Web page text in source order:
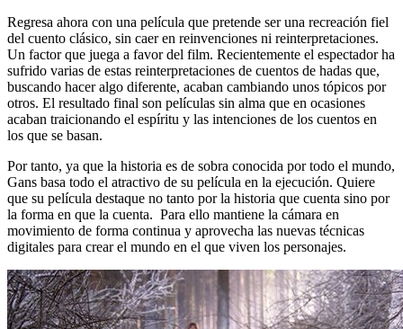
Regresa ahora con una película que pretende ser una recreación fiel
del cuento clásico, sin caer en reinvenciones ni reinterpretaciones.
Un factor que juega a favor del film. Recientemente el espectador ha
sufrido varias de estas reinterpretaciones de cuentos de hadas que,
buscando hacer algo diferente, acaban cambiando unos tópicos por
otros. El resultado final son películas sin alma que en ocasiones
acaban traicionando el espíritu y las intenciones de los cuentos en
los que se basan.
Por tanto, ya que la historia es de sobra conocida por todo el mundo,
Gans basa todo el atractivo de su película en la ejecución. Quiere
que su película destaque no tanto por la historia que cuenta sino por
la forma en que la cuenta. Para ello mantiene la cámara en
movimiento de forma continua y aprovecha las nuevas técnicas
digitales para crear el mundo en el que viven los personajes.